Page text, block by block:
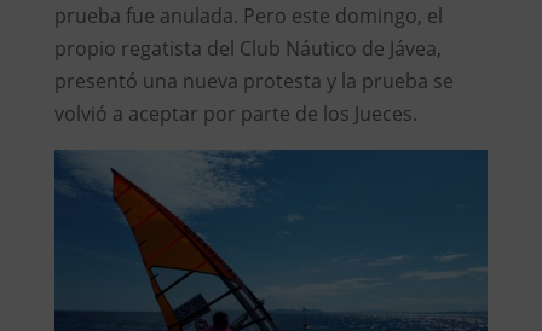
prueba fue anulada. Pero este domingo, el
propio regatista del Club Náutico de Jávea,
presentó una nueva protesta y la prueba se
volvió a aceptar por parte de los Jueces.